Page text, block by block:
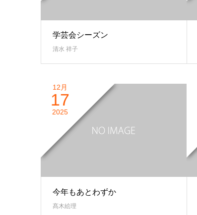
学芸会シーズン
清水 祥子
12月
17
2025
今年もあとわずか
髙木絵理